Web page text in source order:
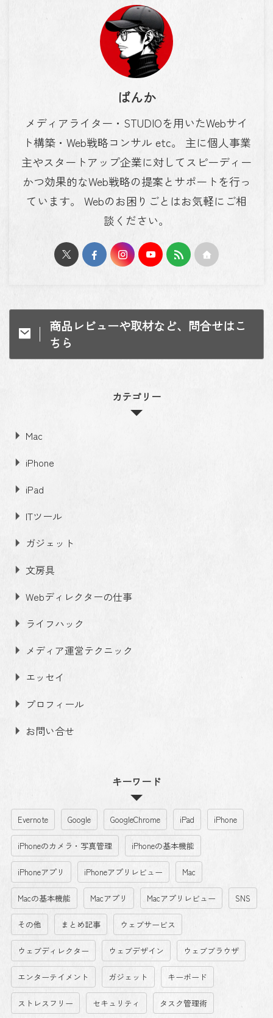
ばんか
メディアライター・STUDIOを用いたWebサイ
ト構築・Web戦略コンサル etc。 主に個人事業
主やスタートアップ企業に対してスピーディー
かつ効果的なWeb戦略の提案とサポートを行っ
ています。 Webのお困りごとはお気軽にご相
談ください。
商品レビューや取材など、問合せはこ
ちら
カテゴリー
Mac
iPhone
iPad
ITツール
ガジェット
文房具
Webディレクターの仕事
ライフハック
メディア運営テクニック
エッセイ
プロフィール
お問い合せ
キーワード
Evernote Google GoogleChrome iPad iPhone
iPhoneのカメラ・写真管理 iPhoneの基本機能
iPhoneアプリ iPhoneアプリレビュー Mac
Macの基本機能 Macアプリ Macアプリレビュー SNS
その他 まとめ記事 ウェブサービス
ウェブディレクター ウェブデザイン ウェブブラウザ
エンターテイメント ガジェット キーボード
ストレスフリー セキュリティ タスク管理術